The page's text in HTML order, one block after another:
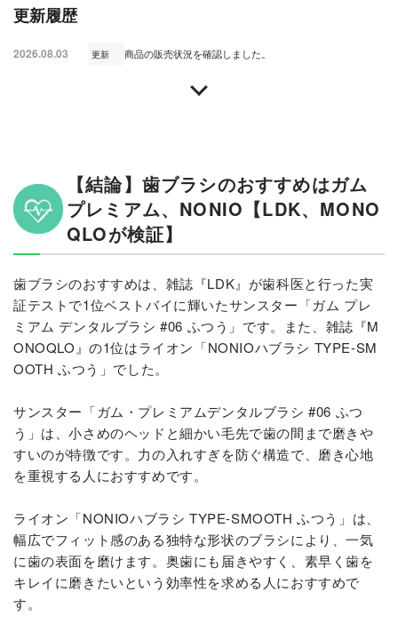
更新履歴
2026.08.03 更新 商品の販売状況を確認しました。
【結論】歯ブラシのおすすめはガム
プレミアム、NONIO【LDK、MONO
QLOが検証】
歯ブラシのおすすめは、雑誌『LDK』が歯科医と行った実
証テストで1位ベストバイに輝いたサンスター「ガム プレ
ミアム デンタルブラシ #06 ふつう」です。また、雑誌『M
ONOQLO』の1位はライオン「NONIOハブラシ TYPE-SM
OOTH ふつう」でした。
サンスター「ガム・プレミアムデンタルブラシ #06 ふつ
う」は、小さめのヘッドと細かい毛先で歯の間まで磨きや
すいのが特徴です。力の入れすぎを防ぐ構造で、磨き心地
を重視する人におすすめです。
ライオン「NONIOハブラシ TYPE-SMOOTH ふつう」は、
幅広でフィット感のある独特な形状のブラシにより、一気
に歯の表面を磨けます。奥歯にも届きやすく、素早く歯を
キレイに磨きたいという効率性を求める人におすすめで
す。